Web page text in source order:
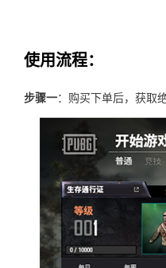
使用流程：
步骤一：购买下单后，获取